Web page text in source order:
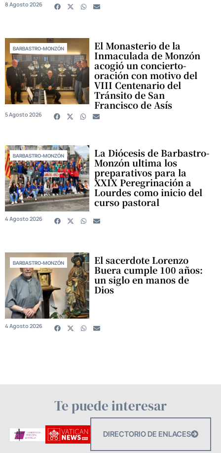
8 Agosto 2026
BARBASTRO-MONZÓN El Monasterio de la
Inmaculada de Monzón
acogió un concierto-
oración con motivo del
VIII Centenario del
Tránsito de San
Francisco de Asís
5 Agosto 2026
BARBASTRO-MONZÓN La Diócesis de Barbastro-
Monzón ultima los
preparativos para la
XXIX Peregrinación a
Lourdes como inicio del
curso pastoral
4 Agosto 2026
BARBASTRO-MONZÓN El sacerdote Lorenzo
Buera cumple 100 años:
un siglo en manos de
Dios
4 Agosto 2026
Te puede interesar
DIRECTORIO DE ENLACES